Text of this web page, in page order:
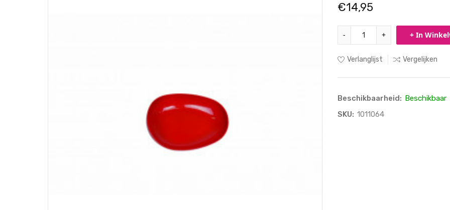
€14,95
- + + In
Verlanglijst Vergelijken
Beschikbaarheid: Beschikbaar
SKU: 1011064